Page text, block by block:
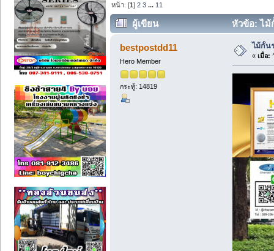
หน้า: [1]2 3 ... 11
ผู้เขียน หัวข้อ: ไม้
bestpostdd11
Hero Member
กระทู้: 14819
ไม้กั้น
« เมื่อ: